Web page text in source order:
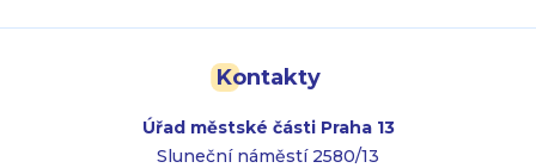
Kontakty
Úřad městské části Praha 13
Sluneční náměstí 2580/13